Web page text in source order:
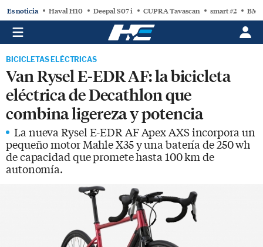
Es noticia Haval H10 Deepal S07 i CUPRA Tavascan smart #2
BICICLETAS ELÉCTRICAS
Van Rysel E-EDR AF: la bicicleta
eléctrica de Decathlon que
combina ligereza y potencia
La nueva Rysel E-EDR AF Apex AXS incorpora un
pequeño motor Mahle X35 y una batería de 250 wh
de capacidad que promete hasta 100 km de
autonomía.